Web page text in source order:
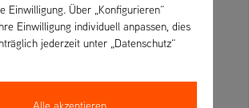
Einwilligung. Über „Konfigurieren“
Einwilligung individuell anpassen, dies
jederzeit unter „Datenschutz“